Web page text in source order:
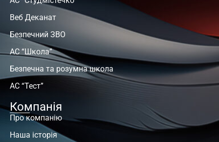
Веб Деканат
Безпечний ЗВО
АС “Школа”
Безпечна та розумна школа
АС “Тест”
Компанія
Про компанію
Наша історія